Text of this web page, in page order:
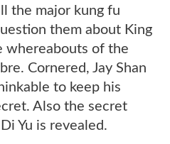
the major kung fu
them about King
whereabouts of the
Cornered, Jay Shan
to keep his
Also the secret
Yu is revealed.